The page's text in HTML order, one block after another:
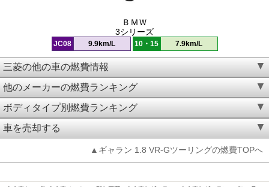
ＢＭＷ
3シリーズ
JC08 9.9km/L 10・15 7.9km/L
三菱の他の車の燃費情報
他のメーカーの燃費ランキング
ボディタイプ別燃費ランキング
車を売却する
▲ギャラン 1.8 VR-Gツーリングの燃費TOPへ